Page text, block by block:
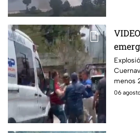
llanto
tras
menos
06